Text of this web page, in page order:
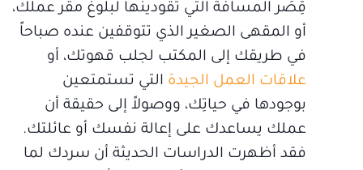
قِصَر المسافة التي تقودينها لبلوغ مقر عملك،
أو المقهى الصغير الذي تتوقفين عنده صباحاً
في طريقك إلى المكتب لجلب قهوتك، أو
علاقات العمل الجيدة التي تستمتعين
بوجودها في حياتِك، ووصولاً إلى حقيقة أن
عملك يساعدك على إعالة نفسك أو عائلتك.
فقد أظهرت الدراسات الحديثة أن سردك لما